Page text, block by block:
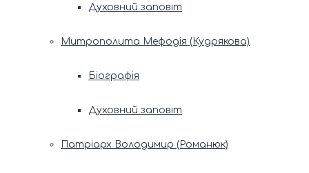
Духовний заповіт
Митрополита Мефодія (Кудрякова)
Біографія
Духовний заповіт
Патріарх Володимир (Романюк)